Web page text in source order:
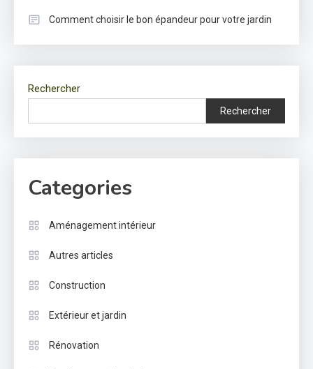
Comment choisir le bon épandeur pour votre jardin
Rechercher
Rechercher
Categories
Aménagement intérieur
Autres articles
Construction
Extérieur et jardin
Rénovation